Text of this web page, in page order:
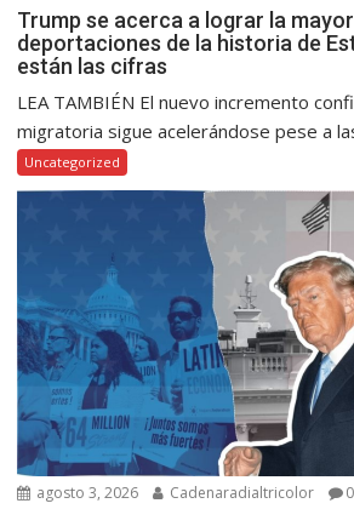
Trump se acerca a lograr la
deportaciones de la historia de
están las cifras
LEA TAMBIÉN El nuevo incremento
migratoria sigue acelerándose pese a
Uncategorized
agosto 3, 2026 Cadenaradialtricolor 0